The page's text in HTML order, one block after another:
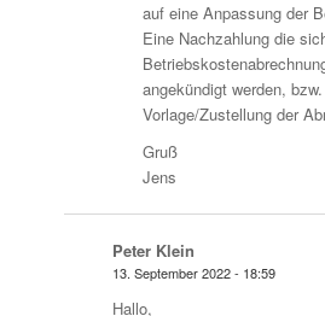
auf eine Anpassung der
Eine Nachzahlung die
angekündigt werden,
Vorlage/Zustellung der
Gruß
Jens
Peter Klein
13. September 2022 - 18:59
Hallo,